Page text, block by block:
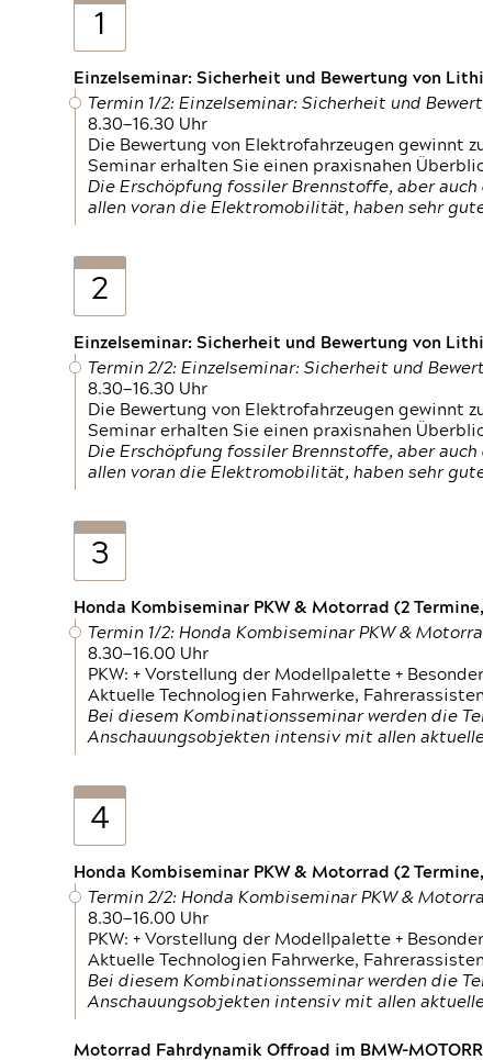
1
Einzelseminar: Sicherheit und Bewertung von
Termin 1/2: Einzelseminar: Sicherheit und
8.30—16.30 Uhr
Die Bewertung von Elektrofahrzeugen gewinnt
Seminar erhalten Sie einen praxisnahen
Die Erschöpfung fossiler Brennstoffe, aber
allen voran die Elektromobilität, haben sehr
2
Einzelseminar: Sicherheit und Bewertung von
Termin 2/2: Einzelseminar: Sicherheit und
8.30—16.30 Uhr
Die Bewertung von Elektrofahrzeugen gewinnt
Seminar erhalten Sie einen praxisnahen
Die Erschöpfung fossiler Brennstoffe, aber
allen voran die Elektromobilität, haben sehr
3
Honda Kombiseminar PKW & Motorrad (2
Termin 1/2: Honda Kombiseminar PKW &
8.30—16.00 Uhr
PKW: + Vorstellung der Modellpalette +
Aktuelle Technologien Fahrwerke,
Bei diesem Kombinationsseminar werden die
Anschauungsobjekten intensiv mit allen
4
Honda Kombiseminar PKW & Motorrad (2
Termin 2/2: Honda Kombiseminar PKW &
8.30—16.00 Uhr
PKW: + Vorstellung der Modellpalette +
Aktuelle Technologien Fahrwerke,
Bei diesem Kombinationsseminar werden die
Anschauungsobjekten intensiv mit allen
Motorrad Fahrdynamik Offroad im BMW-